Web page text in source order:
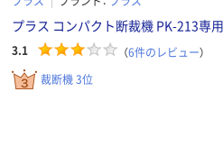
プラス コンパクト断裁機 PK-213専
3.1 （6件のレビュー）
裁断機 3位